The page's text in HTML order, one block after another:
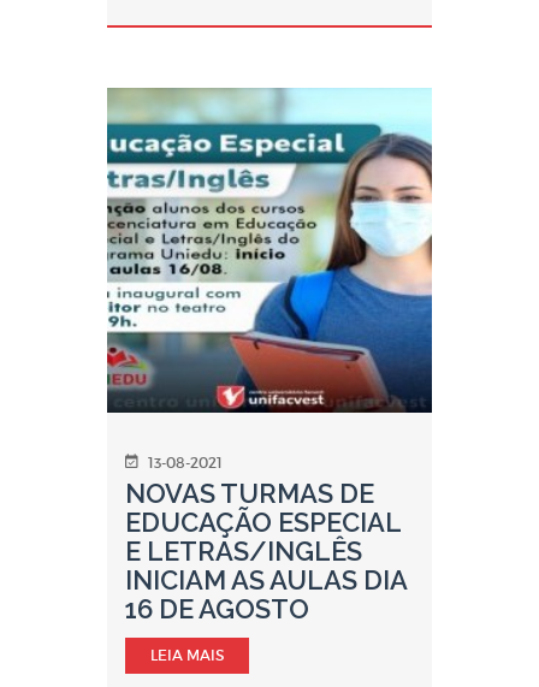
13-08-2021
NOVAS TURMAS DE
EDUCAÇÃO ESPECIAL
E LETRAS/INGLÊS
INICIAM AS AULAS DIA
16 DE AGOSTO
LEIA MAIS